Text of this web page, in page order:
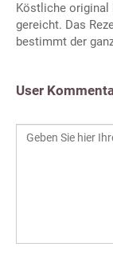
Köstliche original
gereicht. Das
bestimmt der
User